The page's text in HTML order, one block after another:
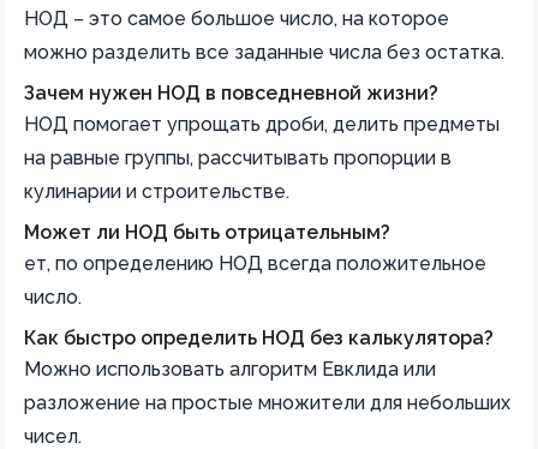
НОД – это самое большое число, на которое
можно разделить все заданные числа без остатка.
Зачем нужен НОД в повседневной жизни?
НОД помогает упрощать дроби, делить предметы
на равные группы, рассчитывать пропорции в
кулинарии и строительстве.
Может ли НОД быть отрицательным?
ет, по определению НОД всегда положительное
число.
Как быстро определить НОД без калькулятора?
Можно использовать алгоритм Евклида или
разложение на простые множители для небольших
чисел.